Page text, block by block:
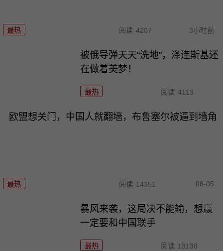
最热 阅读 4207 3小时前
被俄导弹天天“洗地”，泽连斯基还
在做着美梦！
最热 阅读 4113
欧盟想关门，中国人就翻墙，布鲁塞尔被逼到墙角
最热 阅读 14351 08-05
暴风来袭，这局决不能输，想赢
一定要和中国联手
最热 阅读 13138